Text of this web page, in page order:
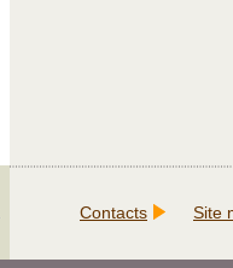
Contacts Site